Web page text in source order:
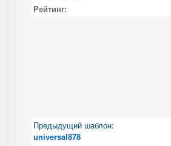
Рейтинг:
Предыдущий шаблон:
universal878